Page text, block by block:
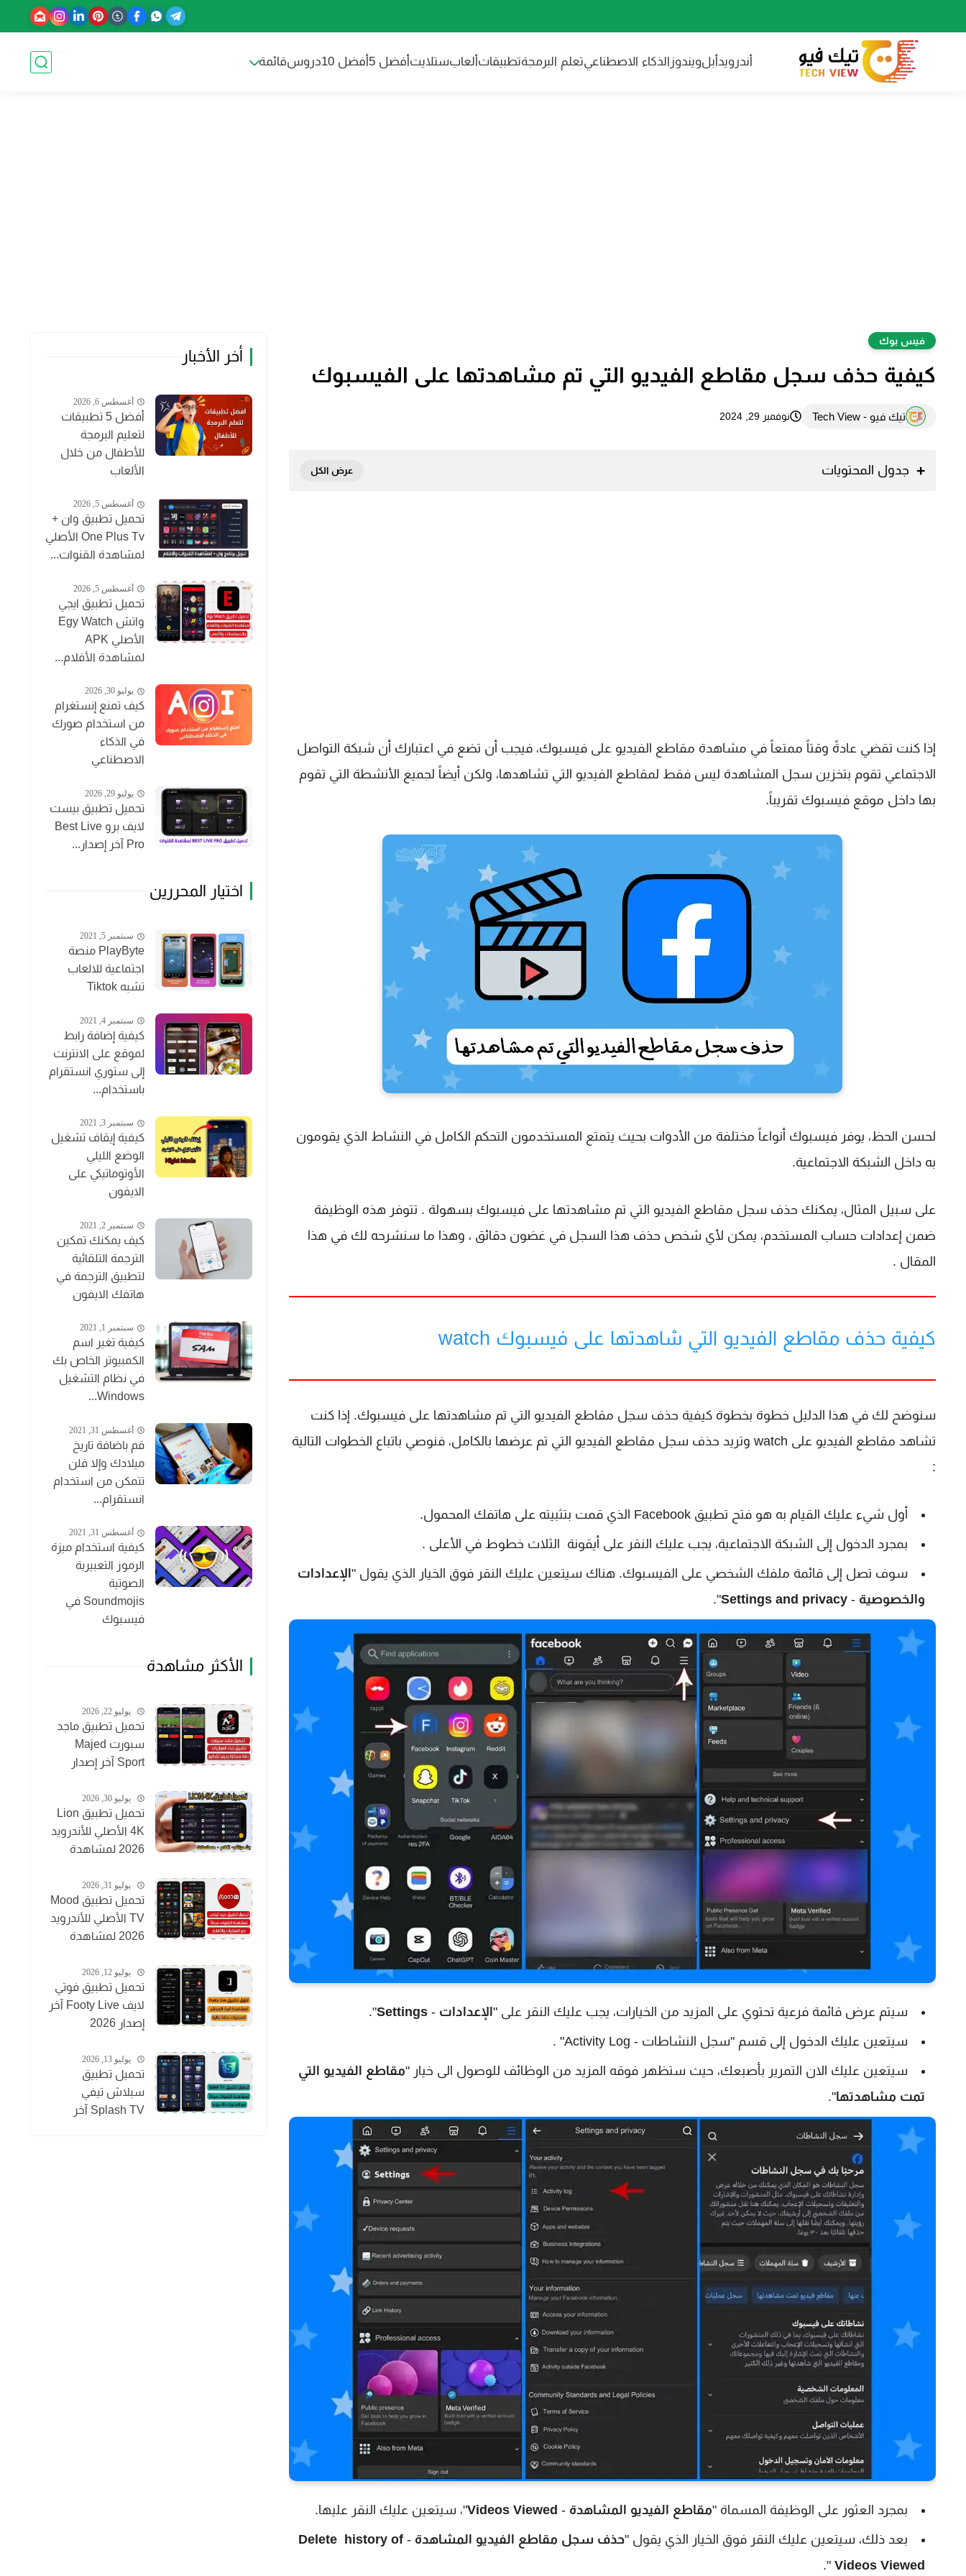
أندرويدأبلويندوز الذكاء الاصطناعيتعلم البرمجةتطبيقاتألعابستلايتأفضل 5 أفضل 10 دروسقائمة
فيس بوك
كيفية حذف سجل مقاطع الفيديو التي تم مشاهدتها على الفيسبوك
تيك فيو - Tech View نوفمبر 29, 2024
جدول المحتويات
إذا كنت تقضي عادةً وقتاً ممتعاً في مشاهدة مقاطع الفيديو على فيسبوك، فيجب أن تضع في اعتبارك أن شبكة التواصل
الاجتماعي تقوم بتخزين سجل المشاهدة ليس فقط لمقاطع الفيديو التي تشاهدها، ولكن أيضاً لجميع الأنشطة التي تقوم
بها داخل موقع فيسبوك تقريباً.
لحسن الحظ، يوفر فيسبوك أنواعاً مختلفة من الأدوات بحيث يتمتع المستخدمون التحكم الكامل في النشاط الذي يقومون
به داخل الشبكة الاجتماعية.
على سبيل المثال، يمكنك حذف سجل مقاطع الفيديو التي تم مشاهدتها على فيسبوك بسهولة . تتوفر هذه الوظيفة
ضمن إعدادات حساب المستخدم، يمكن لأي شخص حذف هذا السجل في غضون دقائق ، وهذا ما سنشرحه لك في هذا
المقال .
كيفية حذف مقاطع الفيديو التي شاهدتها على فيسبوك watch
سنوضح لك في هذا الدليل خطوة بخطوة كيفية حذف سجل مقاطع الفيديو التي تم مشاهدتها على فيسبوك. إذا كنت
تشاهد مقاطع الفيديو على watch وتريد حذف سجل مقاطع الفيديو التي تم عرضها بالكامل، فنوصي باتباع الخطوات التالية
:
أول شيء عليك القيام به هو فتح تطبيق Facebook الذي قمت بتثبيته على هاتفك المحمول.
بمجرد الدخول إلى الشبكة الاجتماعية، يجب عليك النقر على أيقونة الثلاث خطوط في الأعلى .
سوف تصل إلى قائمة ملفك الشخصي على الفيسبوك. هناك سيتعين عليك النقر فوق الخيار الذي يقول "الإعدادات
والخصوصية -
Settings and privacy
".
سيتم عرض قائمة فرعية تحتوي على المزيد من الخيارات، يجب عليك النقر على "الإعدادات -
Settings
".
سيتعين عليك الدخول إلى قسم "سجل النشاطات - Activity Log" .
سيتعين عليك الان التمرير بأصبعك، حيث ستظهر فوقه المزيد من الوظائف للوصول الى خيار "مقاطع الفيديو التي
تمت مشاهدتها".
بمجرد العثور على الوظيفة المسماة "مقاطع الفيديو المشاهدة -
Videos Viewed"، سيتعين عليك النقر عليها.
بعد ذلك، سيتعين عليك النقر فوق الخيار الذي يقول "حذف سجل مقاطع الفيديو المشاهدة -
Delete history of
Videos Viewed
".
أخر الأخبار
أغسطس 6, 2026
أفضل 5 تطبيقات
لتعليم البرمجة
للأطفال من خلال
الألعاب
أغسطس 5, 2026
تحميل تطبيق وان +
One Plus Tv الأصلي
لمشاهدة القنوات...
أغسطس 5, 2026
تحميل تطبيق ايجي
واتش Egy Watch
الأصلي APK
لمشاهدة الأفلام...
يوليو 30, 2026
كيف تمنع إنستغرام
من استخدام صورك
في الذكاء
الاصطناعي
يوليو 29, 2026
تحميل تطبيق بيست
لايف برو Best Live
Pro آخر إصدار...
اختيار المحررين
سبتمبر 5, 2021
PlayByte منصة
اجتماعية للالعاب
تشبه Tiktok
سبتمبر 4, 2021
كيفية إضافة رابط
لموقع على الانترنت
إلى ستوري انستقرام
باستخدام...
سبتمبر 3, 2021
كيفية إيقاف تشغيل
الوضع الليلي
الأوتوماتيكي على
الايفون
سبتمبر 2, 2021
كيف يمكنك تمكين
الترجمة التلقائية
لتطبيق الترجمة في
هاتفك الايفون
سبتمبر 1, 2021
كيفية تغير اسم
الكمبيوتر الخاص بك
في نظام التشغيل
Windows...
أغسطس 31, 2021
قم باضافة تاريخ
ميلادك وإلا فلن
تتمكن من استخدام
انستقرام...
أغسطس 31, 2021
كيفية استخدام ميزة
الرموز التعبيرية
الصوتية
Soundmojis في
فيسبوك
الأكثر مشاهدة
يوليو 22, 2026
تحميل تطبيق ماجد
سبورت Majed
Sport آخر إصدار
المباريات مجاناً
يوليو 30, 2026
تحميل تطبيق Lion
4K الأصلي للأندرويد
2026 لمشاهدة
مجاناًيوليو 31, 2026
تحميل تطبيق Mood
TV الأصلي للأندرويد
2026 لمشاهدة
والأفلام
يوليو 12, 2026
تحميل تطبيق فوتي
لايف Footy Live آخر
إصدار 2026
بث مباشر
يوليو 13, 2026
تحميل تطبيق
سبلاش تيفي
Splash TV آخر